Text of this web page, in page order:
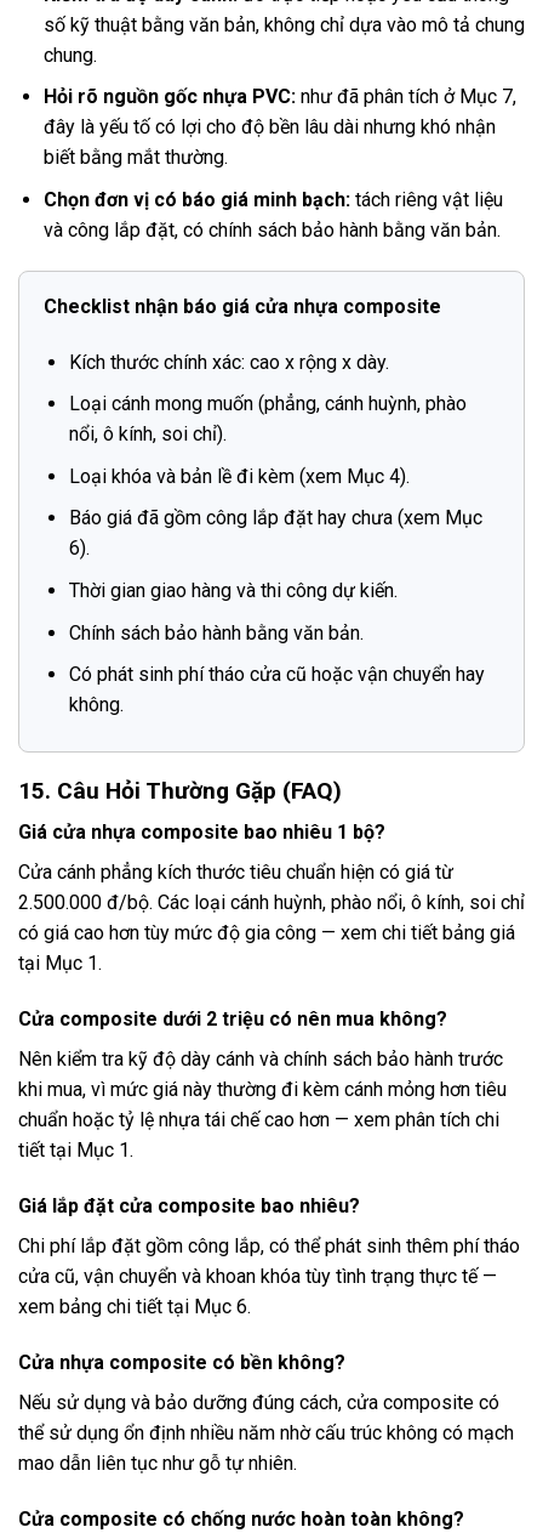
số kỹ thuật bằng văn bản, không chỉ dựa vào mô tả chung
chung.
Hỏi rõ nguồn gốc nhựa PVC:như đã phân tích ở Mục 7,
đây là yếu tố có lợi cho độ bền lâu dài nhưng khó nhận
biết bằng mắt thường.
Chọn đơn vị có báo giá minh bạch:tách riêng vật liệu
và công lắp đặt, có chính sách bảo hành bằng văn bản.
Checklist nhận báo giá cửa nhựa composite
Kích thước chính xác: cao x rộng x dày.
Loại cánh mong muốn (phẳng, cánh huỳnh, phào
nổi, ô kính, soi chỉ).
Loại khóa và bản lề đi kèm (xem Mục 4).
Báo giá đã gồm công lắp đặt hay chưa (xem Mục
6).
Thời gian giao hàng và thi công dự kiến.
Chính sách bảo hành bằng văn bản.
Có phát sinh phí tháo cửa cũ hoặc vận chuyển hay
không.
15. Câu Hỏi Thường Gặp (FAQ)
Giá cửa nhựa composite bao nhiêu 1 bộ?
Cửa cánh phẳng kích thước tiêu chuẩn hiện có giá từ
2.500.000 đ/bộ. Các loại cánh huỳnh, phào nổi, ô kính, soi chỉ
có giá cao hơn tùy mức độ gia công — xem chi tiết bảng giá
tại Mục 1.
Cửa composite dưới 2 triệu có nên mua không?
Nên kiểm tra kỹ độ dày cánh và chính sách bảo hành trước
khi mua, vì mức giá này thường đi kèm cánh mỏng hơn tiêu
chuẩn hoặc tỷ lệ nhựa tái chế cao hơn — xem phân tích chi
tiết tại Mục 1.
Giá lắp đặt cửa composite bao nhiêu?
Chi phí lắp đặt gồm công lắp, có thể phát sinh thêm phí tháo
cửa cũ, vận chuyển và khoan khóa tùy tình trạng thực tế —
xem bảng chi tiết tại Mục 6.
Cửa nhựa composite có bền không?
Nếu sử dụng và bảo dưỡng đúng cách, cửa composite có
thể sử dụng ổn định nhiều năm nhờ cấu trúc không có mạch
mao dẫn liên tục như gỗ tự nhiên.
Cửa composite có chống nước hoàn toàn không?